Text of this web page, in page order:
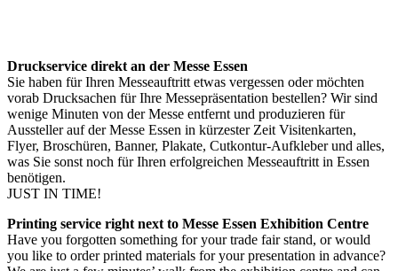
Druckservice direkt an der Messe Essen
Sie haben für Ihren Messeauftritt etwas vergessen oder möchten
vorab Drucksachen für Ihre Messepräsentation bestellen? Wir sind
wenige Minuten von der Messe entfernt und produzieren für
Aussteller auf der Messe Essen in kürzester Zeit Visitenkarten,
Flyer, Broschüren, Banner, Plakate, Cutkontur-Aufkleber und alles,
was Sie sonst noch für Ihren erfolgreichen Messeauftritt in Essen
benötigen.
JUST IN TIME!
Printing service right next to Messe Essen Exhibition Centre
Have you forgotten something for your trade fair stand, or would
you like to order printed materials for your presentation in advance?